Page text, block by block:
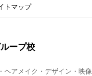
トマップ
ープ校
ヘアメイク・デザイン・映像